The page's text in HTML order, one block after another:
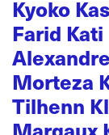
Kyoko
Farid Kati
Morteza
Tilhenn